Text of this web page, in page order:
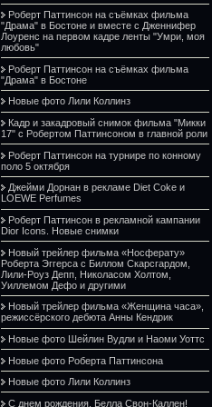
Роберт Паттинсон на съёмках фильма
"Драма" в Бостоне и вместе с Дженнифер
Лоуренс на первом кадре ленты "Умри, моя
любовь"
Роберт Паттинсон на съёмках фильма
"Драма" в Бостоне
Новые фото Лили Коллинз
Кадр и закадровый снимок фильма "Микки
17" с Робертом Паттинсоном в главной роли
Роберт Паттинсон на турнире по конному
поло 5 октября
Джейми Дорнан в рекламе Diet Coke и
LOEWE Perfumes
Роберт Паттинсон в рекламной кампании
Dior Icons. Новые снимки
Новый трейлер фильма «Носферату»
Роберта Эггерса с Биллом Скарсгардом,
Лили-Роуз Депп, Николасом Холтом,
Уиллемом Дефо и другими
Новый трейлер фильма «Женщина часа»,
режиссёрского дебюта Анны Кендрик
Новые фото Шейлин Вудли и Наоми Уоттс
Новые фото Роберта Паттинсона
Новые фото Лили Коллинз
С днем рождения, Белла Свон-Каллен!